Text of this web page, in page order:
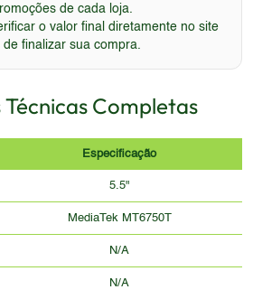
de cada loja.
o valor final diretamente no site
finalizar sua compra.
Completas
Especificação
5.5"
MediaTek MT6750T
N/A
N/A